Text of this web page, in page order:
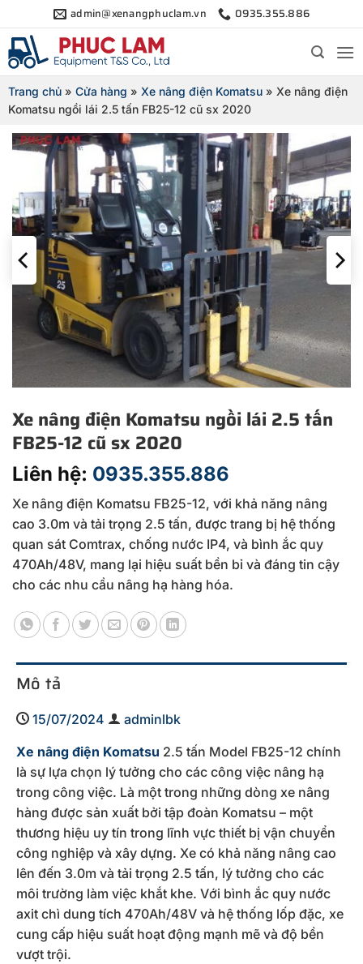
qua
nội
dung
admin@xenangphuclam.vn 0935.355.886
Trang chủ » Cửa hàng » Xe nâng điện Komatsu » Xe nâng điện
Komatsu ngồi lái 2.5 tấn FB25-12 cũ sx 2020
Xe nâng điện Komatsu ngồi lái 2.5 tấn
FB25-12 cũ sx 2020
Liên hệ: 0935.355.886
Xe nâng điện Komatsu FB25-12, với khả năng nâng
cao 3.0m và tải trọng 2.5 tấn, được trang bị hệ thống
quan sát Comtrax, chống nước IP4, và bình ắc quy
470Ah/48V, mang lại hiệu suất bền bỉ và đáng tin cậy
cho các nhu cầu nâng hạ hàng hóa.
Mô tả
15/07/2024
adminlbk
Xe nâng điện Komatsu 2.5 tấn Model FB25-12 chính
là sự lựa chọn lý tưởng cho các công việc nâng hạ
trong công việc. Là một trong những dòng xe nâng
hàng được sản xuất bởi tập đoàn Komatsu – một
thương hiệu uy tín trong lĩnh vực thiết bị vận chuyển
công nghiệp và xây dựng. Xe có khả năng nâng cao
lên đến 3.0m và tải trọng 2.5 tấn, lý tưởng cho các
môi trường làm việc khắt khe. Với bình ắc quy nước
axit chì dung tích 470Ah/48V và hệ thống lốp đặc, xe
cung cấp hiệu suất hoạt động mạnh mẽ và độ bền
vượt trội.